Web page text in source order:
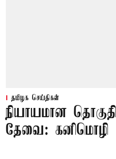
தமிழக செய்திகள்
நியாயமான
தேவை: கனிமொழி